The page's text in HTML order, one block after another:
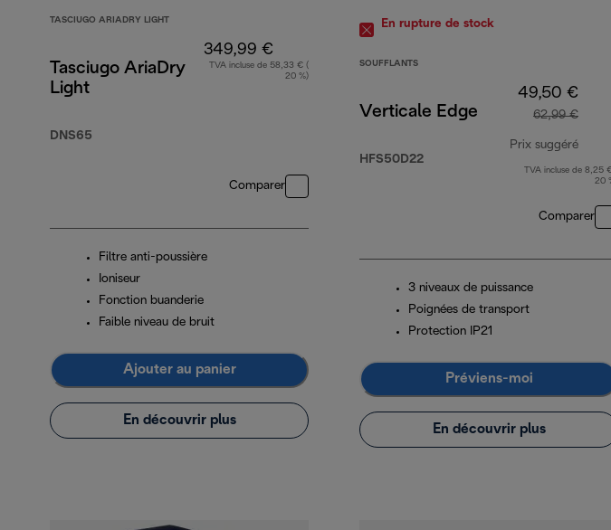
TASCIUGO ARIADRY LIGHT
Tasciugo AriaDry
Light
DNS65
349,99 €
TVA incluse de 58,33 € (
20 %)
Comparer
Filtre anti-poussière
Ioniseur
Fonction buanderie
Faible niveau de bruit
Ajouter au panier
En découvrir plus
En rupture de stock
SOUFFLANTS
Verticale Edge
HFS50D22
49,50 €
62,99 €
Prix suggéré
prix
TVA incluse de 8,25
20
Comparer
3 niveaux de puissance
Poignées de transport
Protection IP21
Préviens-moi
En découvrir plus